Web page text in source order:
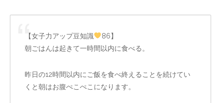
【女子力アップ豆知識
86】
朝ごはんは起きて一時間以内に食べる。
昨日の12時間以内にご飯を食べ終えることを続けてい
くと朝はお腹ぺこぺこになります。